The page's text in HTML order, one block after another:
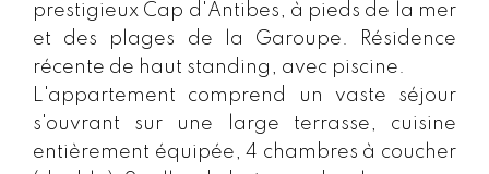
prestigieux Cap d'Antibes, à pieds de la mer
et des plages de la Garoupe. Résidence
récente de haut standing, avec piscine.
L'appartement comprend un vaste séjour
s'ouvrant sur une large terrasse, cuisine
entièrement équipée, 4 chambres à coucher